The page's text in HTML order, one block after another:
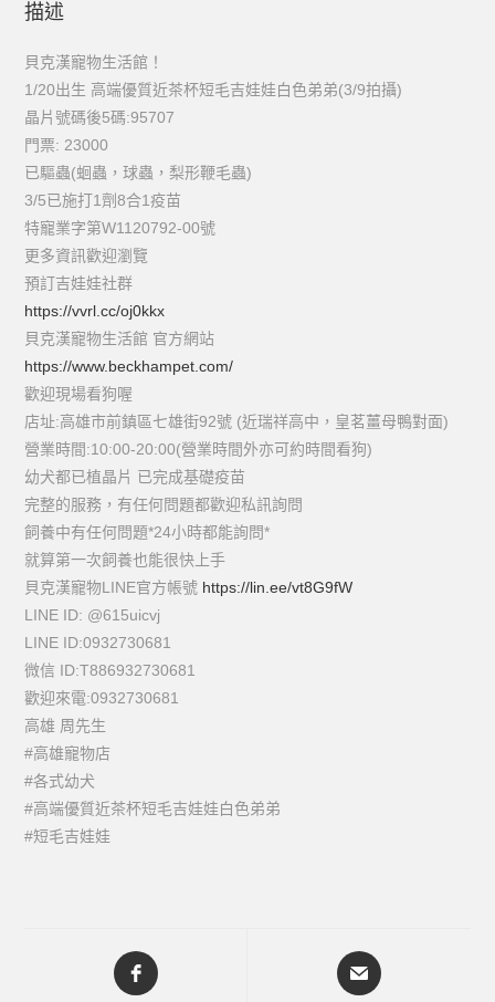
描述
貝克漢寵物生活館！
1/20出生 高端優質近茶杯短毛吉娃娃白色弟弟(3/9拍攝)
晶片號碼後5碼:95707
門票: 23000
已驅蟲(蛔蟲，球蟲，梨形鞭毛蟲)
3/5已施打1劑8合1疫苗
特寵業字第W1120792-00號
更多資訊歡迎瀏覽
預訂吉娃娃社群
https://vvrl.cc/oj0kkx
貝克漢寵物生活館 官方網站
https://www.beckhampet.com/
歡迎現場看狗喔
店址:高雄市前鎮區七雄街92號 (近瑞祥高中，皇茗薑母鴨對面)
營業時間:10:00-20:00(營業時間外亦可約時間看狗)
幼犬都已植晶片 已完成基礎疫苗
完整的服務，有任何問題都歡迎私訊詢問
飼養中有任何問題*24小時都能詢問*
就算第一次飼養也能很快上手
貝克漢寵物LINE官方帳號 https://lin.ee/vt8G9fW
LINE ID: @615uicvj
LINE ID:0932730681
微信 ID:T886932730681
歡迎來電:0932730681
高雄 周先生
#高雄寵物店
#各式幼犬
#高端優質近茶杯短毛吉娃娃白色弟弟
#短毛吉娃娃